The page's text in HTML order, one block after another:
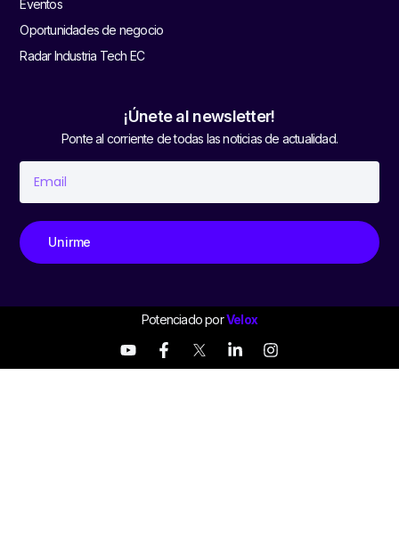
Eventos
Oportunidades de negocio
Radar Industria Tech EC
¡Únete al newsletter!
Ponte al corriente de todas las noticias de actualidad.
Unirme
Potenciado porVelox